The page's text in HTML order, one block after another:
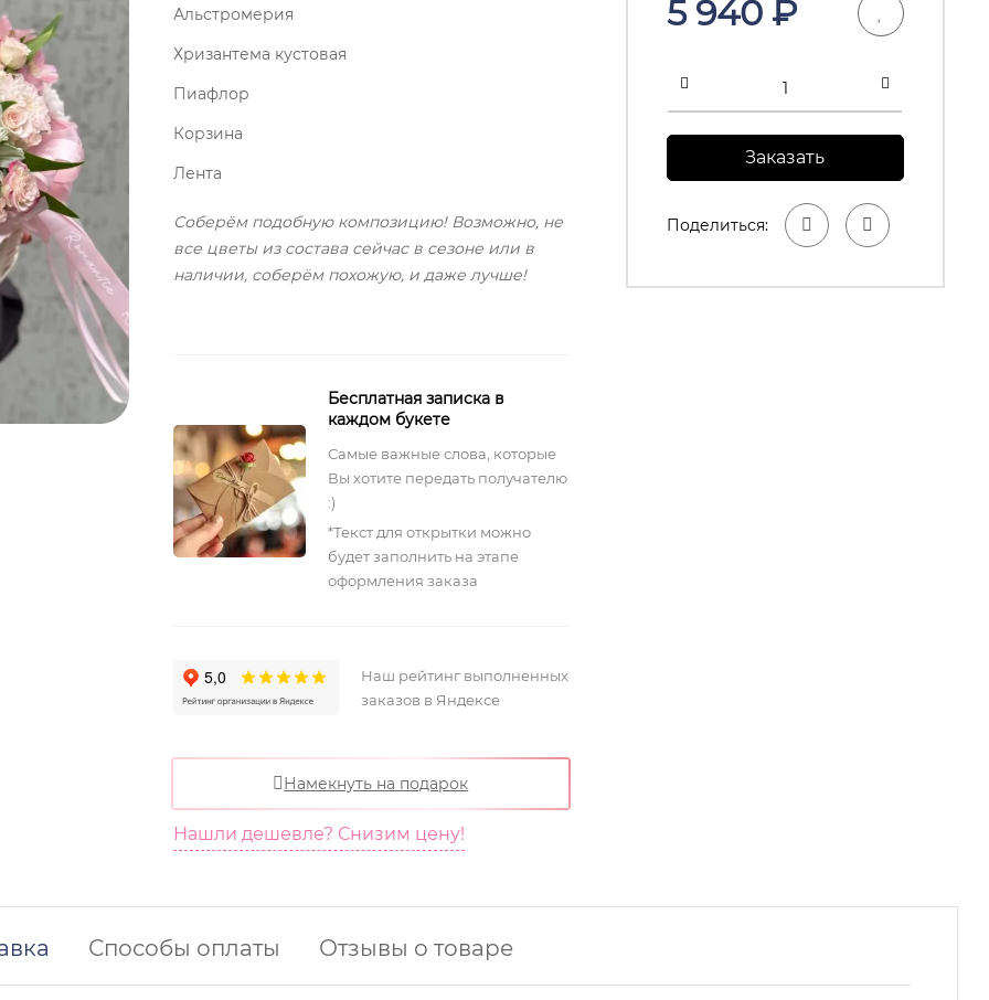
Альстромерия
Хризантема кустовая
Пиафлор
Корзина
Лента
Соберём подобную композицию! Возможно, не
все цветы из состава сейчас в сезоне или в
наличии, соберём похожую, и даже лучше!
Бесплатная записка в
каждом букете
Самые важные слова, которые
Вы хотите передать получателю
:)
*Текст для открытки можно
будет заполнить на этапе
оформления заказа
Наш рейтинг выполненных
заказов в Яндексе
Намекнуть на подарок
Нашли дешевле? Снизим цену!
5 940₽
Заказать
Поделиться:
Способы оплаты Отзывы о товаре